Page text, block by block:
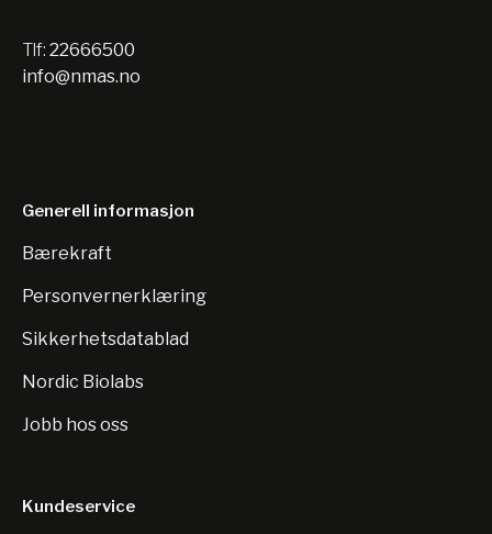
Tlf: 22666500
info@nmas.no
Generell informasjon
Bærekraft
Personvernerklæring
Sikkerhetsdatablad
Nordic Biolabs
Jobb hos oss
Kundeservice